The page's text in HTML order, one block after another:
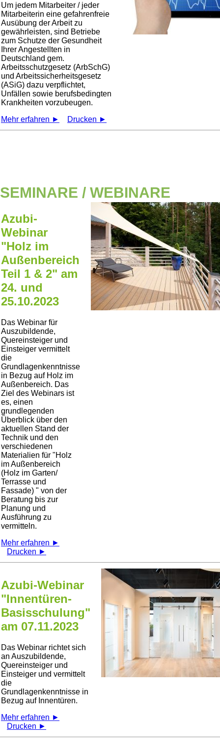
Um jedem Mitarbeiter / jeder
Mitarbeiterin eine gefahrenfreie
Ausübung der Arbeit zu
gewährleisten, sind Betriebe
zum Schutze der Gesundheit
Ihrer Angestellten in
Deutschland gem.
Arbeitsschutzgesetz (ArbSchG)
und Arbeitssicherheitsgesetz
(ASiG) dazu verpflichtet,
Unfällen sowie berufsbedingten
Krankheiten vorzubeugen.
Mehr erfahren ►
Drucken ►
SEMINARE / WEBINARE
Azubi-
Webinar
"Holz im
Außenbereich
Teil 1 & 2" am
24. und
25.10.2023
Das Webinar für
Auszubildende,
Quereinsteiger und
Einsteiger vermittelt
die
Grundlagenkenntnisse
in Bezug auf Holz im
Außenbereich. Das
Ziel des Webinars ist
es, einen
grundlegenden
Überblick über den
aktuellen Stand der
Technik und den
verschiedenen
Materialien für
Holz
im Außenbereich
(Holz im Garten/
Terrasse und
Fassade)
von der
Beratung bis zur
Planung und
Ausführung zu
vermitteln.
Mehr erfahren ►
Drucken ►
Azubi-Webinar
"Innentüren-
Basisschulung"
am 07.11.2023
Das Webinar richtet sich
an Auszubildende,
Quereinsteiger und
Einsteiger und vermittelt
die
Grundlagenkenntnisse in
Bezug auf Innentüren.
Mehr erfahren ►
Drucken ►